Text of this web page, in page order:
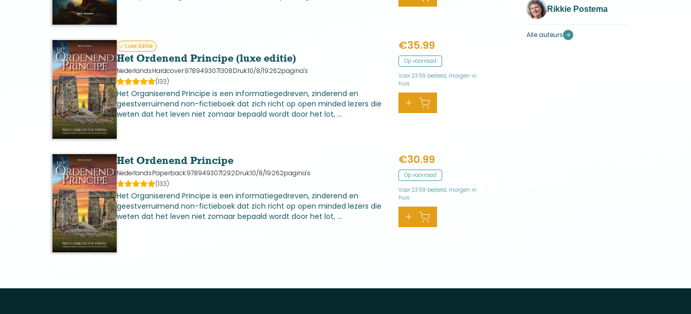
Luxe Editie
Het Ordenend Principe (luxe editie)
NederlandsHardcover9789493071308Druk:10/8/19262pagina's
(133)
Het Organiserend Principe is een informatiegedreven, zinderend en
geestverruimend non-fictieboek dat zich richt op open minded lezers die
weten dat het leven niet zomaar bepaald wordt door het lot, ...
€35.99
Op voorraad
Voor 23:59 besteld, morgen in
huis
Het Ordenend Principe
NederlandsPaperback9789493071292Druk:10/8/19262pagina's
(133)
Het Organiserend Principe is een informatiegedreven, zinderend en
geestverruimend non-fictieboek dat zich richt op open minded lezers die
weten dat het leven niet zomaar bepaald wordt door het lot, ...
€30.99
Op voorraad
Voor 23:59 besteld, morgen in
huis
Rikkie Postema
Alle auteurs